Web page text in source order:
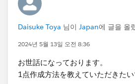
Daisuke Toya 님이 Japan에 글을 올
2024년 5월 13일 오전 8:36
お世話になっております。
1点作成方法を教えていただきたい